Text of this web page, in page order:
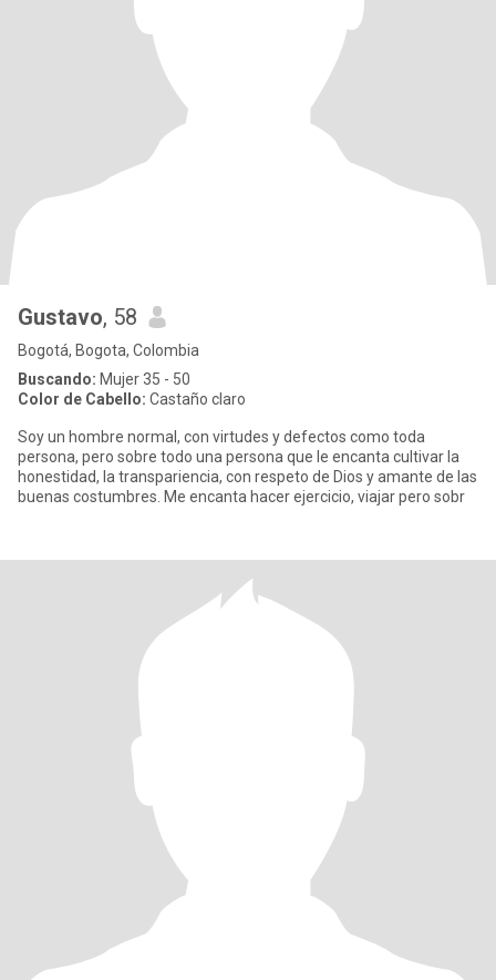
Gustavo, 58
Bogotá, Bogota, Colombia
Buscando: Mujer 35 - 50
Color de Cabello: Castaño claro
Soy un hombre normal, con virtudes y defectos como toda
persona, pero sobre todo una persona que le encanta cultivar la
honestidad, la transpariencia, con respeto de Dios y amante de las
buenas costumbres. Me encanta hacer ejercicio, viajar pero sobr